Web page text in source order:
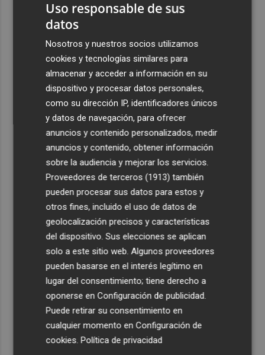
Uso responsable de sus
datos
Nosotros y nuestros socios utilizamos
cookies y tecnologías similares para
almacenar y acceder a información en su
dispositivo y procesar datos personales,
como su dirección IP, identificadores únicos
y datos de navegación, para ofrecer
anuncios y contenido personalizados, medir
anuncios y contenido, obtener información
sobre la audiencia y mejorar los servicios.
Proveedores de terceros (1913) también
pueden procesar sus datos para estos y
otros fines, incluido el uso de datos de
geolocalización precisos y características
del dispositivo. Sus elecciones se aplican
solo a este sitio web. Algunos proveedores
pueden basarse en el interés legítimo en
lugar del consentimiento; tiene derecho a
oponerse enConfiguración de publicidad.
Puede retirar su consentimiento en
cualquier momento enConfiguración de
cookies.Política de privacidad